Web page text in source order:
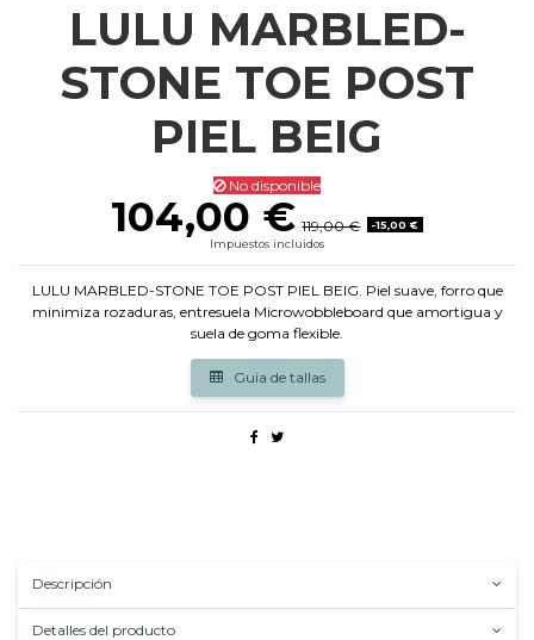
LULU MARBLED-
STONE TOE POST
PIEL BEIG
No disponible
104,00 € 119,00 €
-15,00 €
Impuestos incluidos
LULU MARBLED-STONE TOE POST PIEL BEIG. Piel suave, forro que
minimiza rozaduras, entresuela Microwobbleboard que amortigua y
suela de goma flexible.
Guia de tallas
Descripción
Detalles del producto